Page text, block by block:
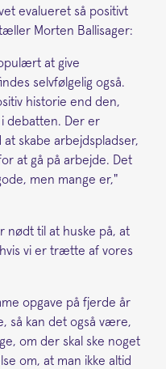
evalueret så positivt
Morten Ballisager:
at give
selvfølgelig også.
historie end den,
debatten. Der er
skabe arbejdspladser,
at gå på arbejde. Det
men mange er,"
nødt til at huske på, at
vi er trætte af vores
opgave på fjerde år
så kan det også være,
om der skal ske noget
om, at man ikke altid